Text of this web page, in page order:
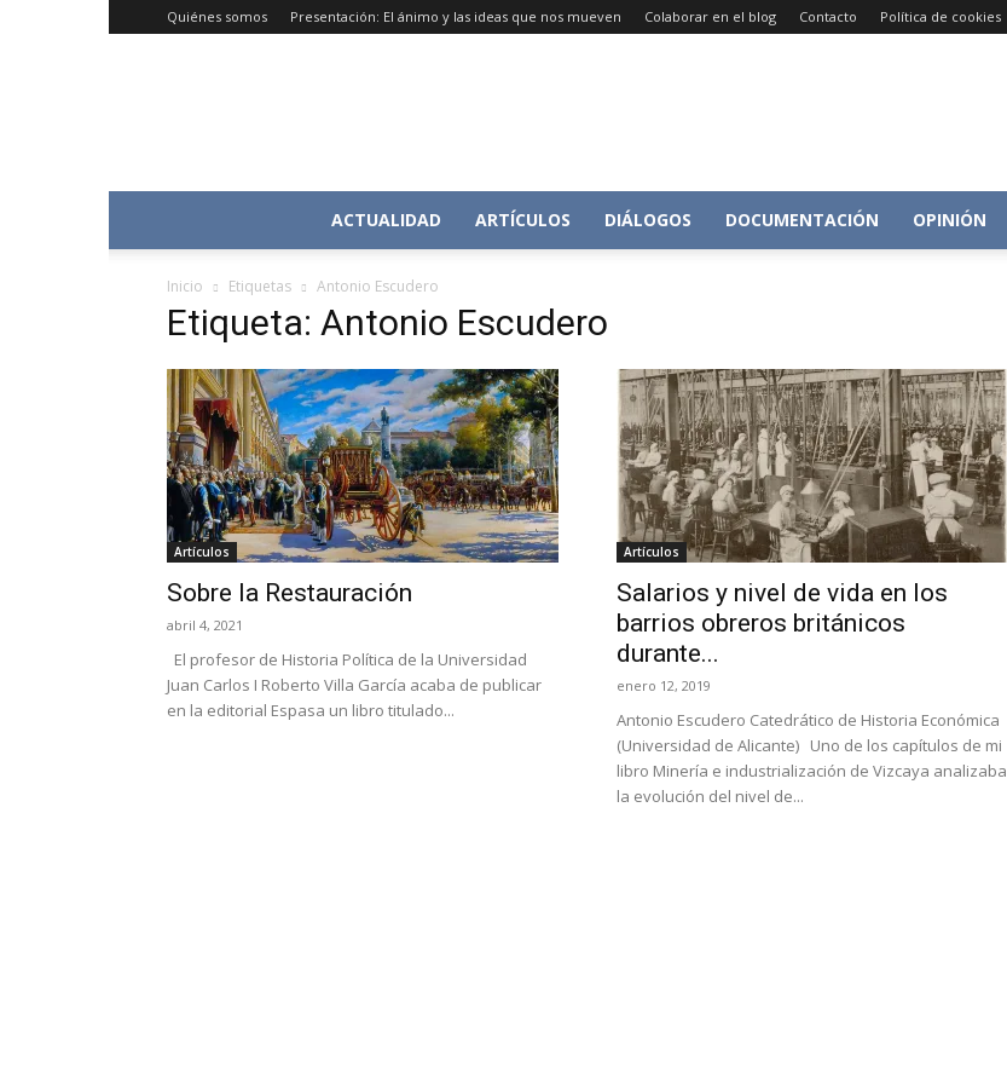
Quiénes somos Presentación: El ánimo y las ideas que nos mueven Colaborar en el blog Contacto Política de cookies
Conversacion
Historia
ACTUALIDAD ARTÍCULOS DIÁLOGOS DOCUMENTACIÓN OPINIÓN
Inicio Etiquetas Antonio Escudero
Etiqueta: Antonio Escudero
Artículos
Sobre la Restauración
abril 4, 2021
El profesor de Historia Política de la Universidad
Juan Carlos I Roberto Villa García acaba de publicar
en la editorial Espasa un libro titulado...
Artículos
Salarios y nivel de vida en los
barrios obreros británicos
durante...
enero 12, 2019
Antonio Escudero Catedrático de Historia Económica
(Universidad de Alicante) Uno de los capítulos de mi
libro Minería e industrialización de Vizcaya analizaba
la evolución del nivel de...